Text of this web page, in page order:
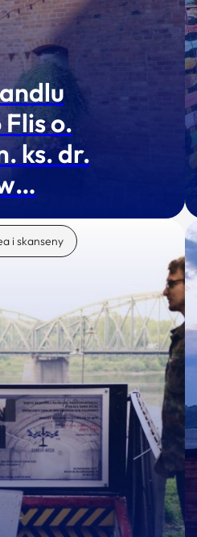
o.
ks. dr.
i skanseny